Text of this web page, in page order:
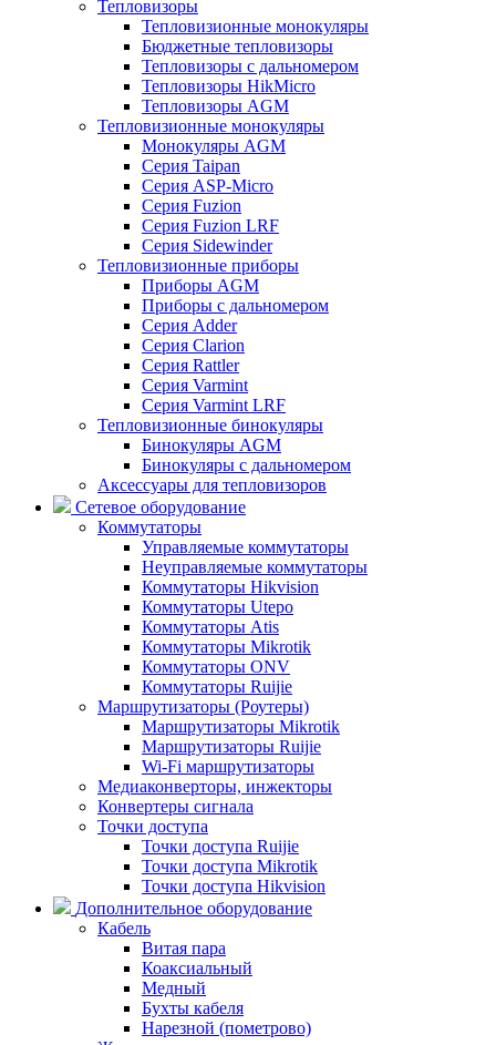
Тепловизоры
Тепловизионные монокуляры
Бюджетные тепловизоры
Тепловизоры с дальномером
Тепловизоры HikMicro
Тепловизоры AGM
Тепловизионные монокуляры
Монокуляры AGM
Серия Taipan
Серия ASP-Micro
Серия Fuzion
Серия Fuzion LRF
Серия Sidewinder
Тепловизионные приборы
Приборы AGM
Приборы с дальномером
Серия Adder
Серия Clarion
Серия Rattler
Серия Varmint
Серия Varmint LRF
Тепловизионные бинокуляры
Бинокуляры AGM
Бинокуляры с дальномером
Аксессуары для тепловизоров
Сетевое оборудование
Коммутаторы
Управляемые коммутаторы
Неуправляемые коммутаторы
Коммутаторы Hikvision
Коммутаторы Utepo
Коммутаторы Atis
Коммутаторы Mikrotik
Коммутаторы ONV
Коммутаторы Ruijie
Маршрутизаторы (Роутеры)
Маршрутизаторы Mikrotik
Маршрутизаторы Ruijie
Wi-Fi маршрутизаторы
Медиаконверторы, инжекторы
Конвертеры сигнала
Точки доступа
Точки доступа Ruijie
Точки доступа Mikrotik
Точки доступа Hikvision
Дополнительное оборудование
Кабель
Витая пара
Коаксиальный
Медный
Бухты кабеля
Нарезной (пометрово)